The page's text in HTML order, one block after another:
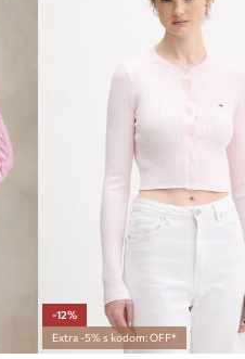
-12%
Extra -5% s kodom: OFF*